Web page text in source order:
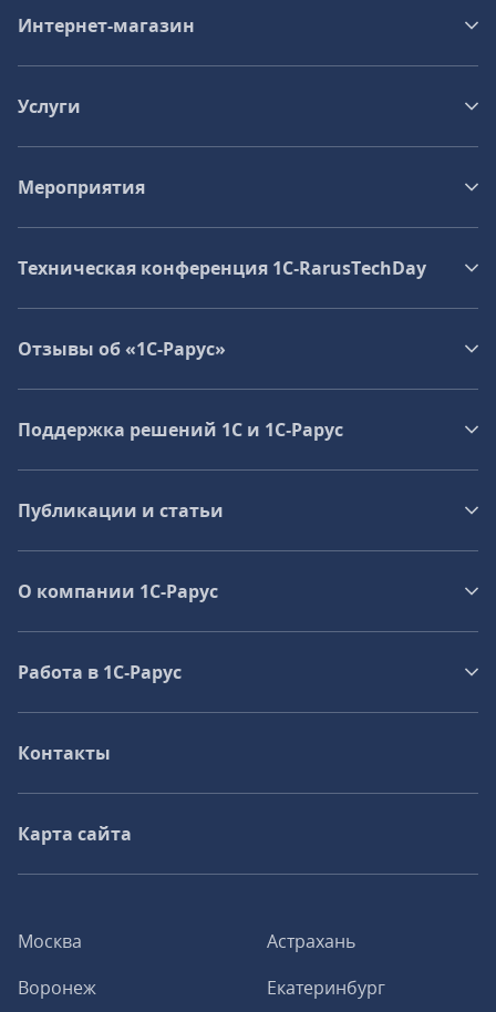
Москва
Астрахань
Воронеж
Екатеринбург
Интернет-магазин
Услуги
Мероприятия
Техническая конференция 1C‑RarusTechDay
Отзывы об «1С-Рарус»
Поддержка решений 1С и 1С‑Рарус
Публикации и статьи
О компании 1C-Рарус
Работа в 1С‑Рарус
Контакты
Карта сайта